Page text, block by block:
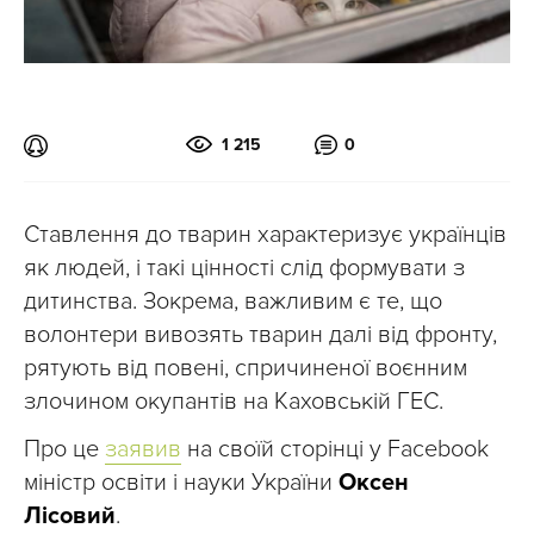
1 215 0
Ставлення до тварин характеризує українців
як людей, і такі цінності слід формувати з
дитинства. Зокрема, важливим є те, що
волонтери вивозять тварин далі від фронту,
рятують від повені, спричиненої воєнним
злочином окупантів на Каховській ГЕС.
Про це заявив на своїй сторінці у Facebook
міністр освіти і науки України Оксен
Лісовий.